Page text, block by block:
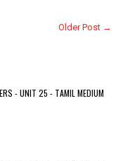
Older Post →
- UNIT 25 - TAMIL MEDIUM